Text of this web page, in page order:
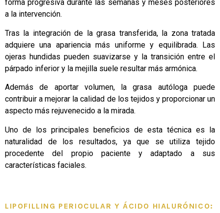
forma progresiva durante las semanas y meses posteriores
a la intervención.
Tras la integración de la grasa transferida, la zona tratada
adquiere una apariencia más uniforme y equilibrada. Las
ojeras hundidas pueden suavizarse y la transición entre el
párpado inferior y la mejilla suele resultar más armónica.
Además de aportar volumen, la grasa autóloga puede
contribuir a mejorar la calidad de los tejidos y proporcionar un
aspecto más rejuvenecido a la mirada.
Uno de los principales beneficios de esta técnica es la
naturalidad de los resultados, ya que se utiliza tejido
procedente del propio paciente y adaptado a sus
características faciales.
LIPOFILLING PERIOCULAR Y ÁCIDO HIALURÓNICO: